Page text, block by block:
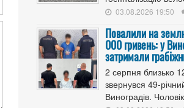
03.08.2026 19:50
Повалили на
000 гривень: у
затримали
2 серпня близько
звернувся 49-
Виноградів.